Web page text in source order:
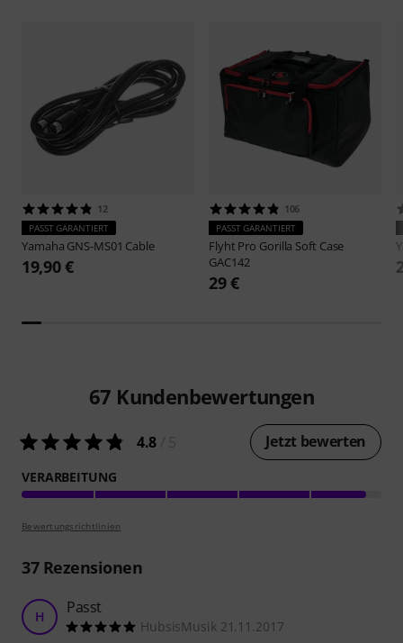
12
PASST GARANTIERT
Yamaha GNS-MS01 Cable
19,90 €
106
PASST GARANTIERT
Flyht Pro Gorilla Soft Case
GAC142
29 €
67 Kundenbewertungen
4.8 Jetzt bewerten
VERARBEITUNG
Bewertungsrichtlinien
37Rezensionen
H Passt
HubsisMusik 21.11.2017